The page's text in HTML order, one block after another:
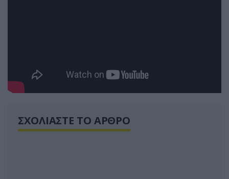
ΣΧΟΛΙΑΣΤΕ ΤΟ ΑΡΘΡΟ